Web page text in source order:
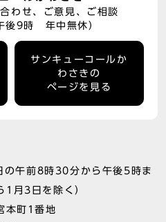
わせ、ご意見、ご相談
後9時 年中無休）
サンキューコールか
わさきの
ページを見る
の午前8時30分から午後5時ま
月3日を除く）
本町1番地